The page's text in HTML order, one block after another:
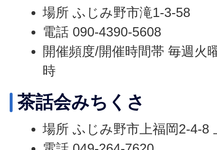
場所 ふじみ野市滝1-3-58
電話 090-4390-5608
開催頻度/開催時間帯 毎週火
時
茶話会みちくさ
場所 ふじみ野市上福岡2-4-8